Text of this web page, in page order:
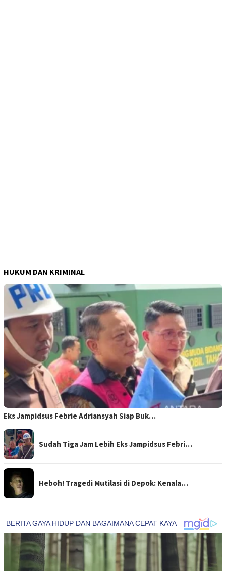
HUKUM DAN KRIMINAL
Eks Jampidsus Febrie Adriansyah Siap Buk…
Sudah Tiga Jam Lebih Eks Jampidsus Febri…
Heboh! Tragedi Mutilasi di Depok: Kenala…